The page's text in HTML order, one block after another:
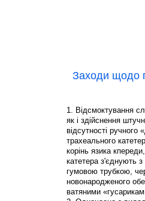
Заходи щодо
1. Відсмоктування
як і здійснення
відсутності
трахеального
корінь язика
катетера з'єднують
гумовою трубкою,
новонародженого
ватяними